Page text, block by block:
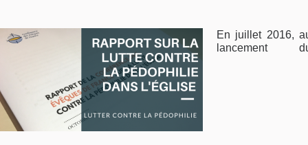
En juillet 2016,
lancement